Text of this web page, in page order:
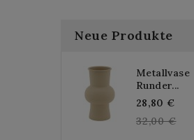
Neue Produkte
Metallvase
Runder...
28,80 €
price
32,00 €